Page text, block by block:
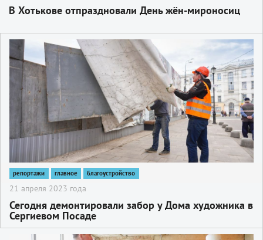
В Хотькове отпраздновали День жён-мироносиц
репортажи главное благоустройство
21 апреля 2023 года
Сегодня демонтировали забор у Дома художника в
Сергиевом Посаде